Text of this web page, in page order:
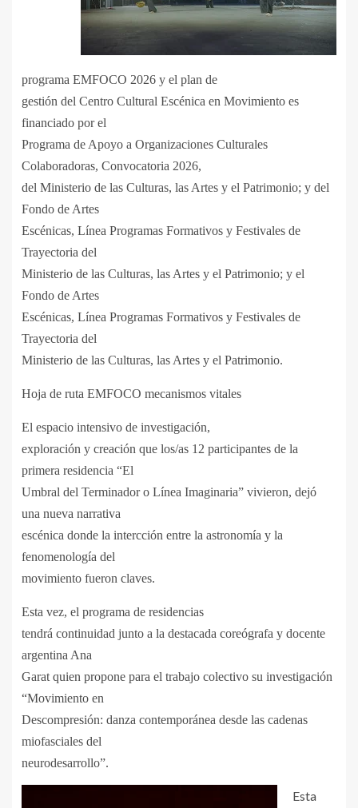
programa EMFOCO 2026 y el plan de
gestión del Centro Cultural Escénica en Movimiento es
financiado por el
Programa de Apoyo a Organizaciones Culturales
Colaboradoras, Convocatoria 2026,
del Ministerio de las Culturas, las Artes y el Patrimonio; y del
Fondo de Artes
Escénicas, Línea Programas Formativos y Festivales de
Trayectoria del
Ministerio de las Culturas, las Artes y el Patrimonio; y el
Fondo de Artes
Escénicas, Línea Programas Formativos y Festivales de
Trayectoria del
Ministerio de las Culturas, las Artes y el Patrimonio.
Hoja de ruta EMFOCO mecanismos vitales
El espacio intensivo de investigación,
exploración y creación que los/as 12 participantes de la
primera residencia “El
Umbral del Terminador o Línea Imaginaria” vivieron, dejó
una nueva narrativa
escénica donde la intercción entre la astronomía y la
fenomenología del
movimiento fueron claves.
Esta vez, el programa de residencias
tendrá continuidad junto a la destacada coreógrafa y docente
argentina Ana
Garat quien propone para el trabajo colectivo su investigación
“Movimiento en
Descompresión: danza contemporánea desde las cadenas
miofasciales del
neurodesarrollo”.
Esta